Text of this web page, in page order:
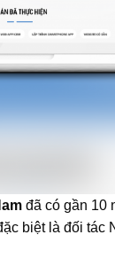
đã có gần 10
biệt là đối tác